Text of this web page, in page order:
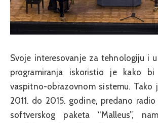
Svoje interesovanje za tehnologiju i
programiranja iskoristio je kako
vaspitno-obrazovnom sistemu. Tako
2011. do 2015. godine, predano
softverskog paketa “Malleus”,